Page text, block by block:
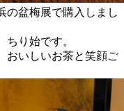
盆梅展で購入しまし
り始です。
いしいお茶と笑顔ご